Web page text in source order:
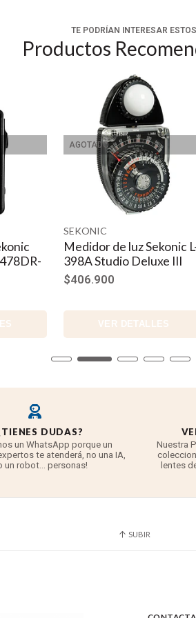
TE PODRÍAN INTERESAR ESTOS
Productos
AGOTADO
SEKONIC
Medidor de luz Sekonic
398A Studio Deluxe III
$406.900
VER DETALLES
DUDAS?
un WhatsApp porque un
te atenderá, no una IA,
un robot... personas!
Nuestra
lentes
SUBIR